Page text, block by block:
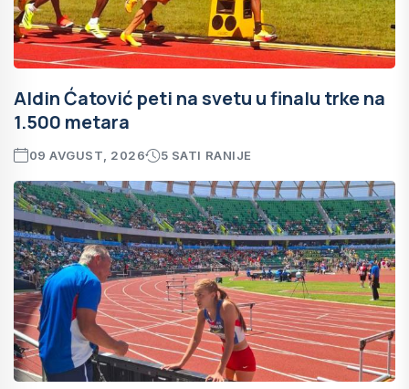
Aldin Ćatović peti na svetu u finalu trke na
1.500 metara
09 AVGUST, 2026 5 SATI RANIJE